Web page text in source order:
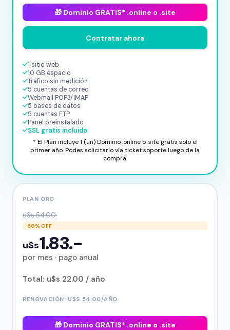
🎁 Dominio GRATIS* .online o .site
Contratar ahora
1 sitio web
10 GB espacio
Tráfico sin medición
5 cuentas de correo
Webmail POP3/IMAP
5 bases de datos
5 cuentas FTP
Panel preinstalado
SSL gratis incluido
* El Plan incluye 1 (un) Dominio .online o .site gratis solo el
primer año. Podes solicitarlo vía ticket soporte luego de la
compra.
PLAN ORO
u$s 54.00.
60% OFF
u$s1.83.-
por mes · pago anual
Total: u$s 22.00 / año
RENOVACIÓN: U$S 54.00/AÑO
🎁 Dominio GRATIS* .online o .site